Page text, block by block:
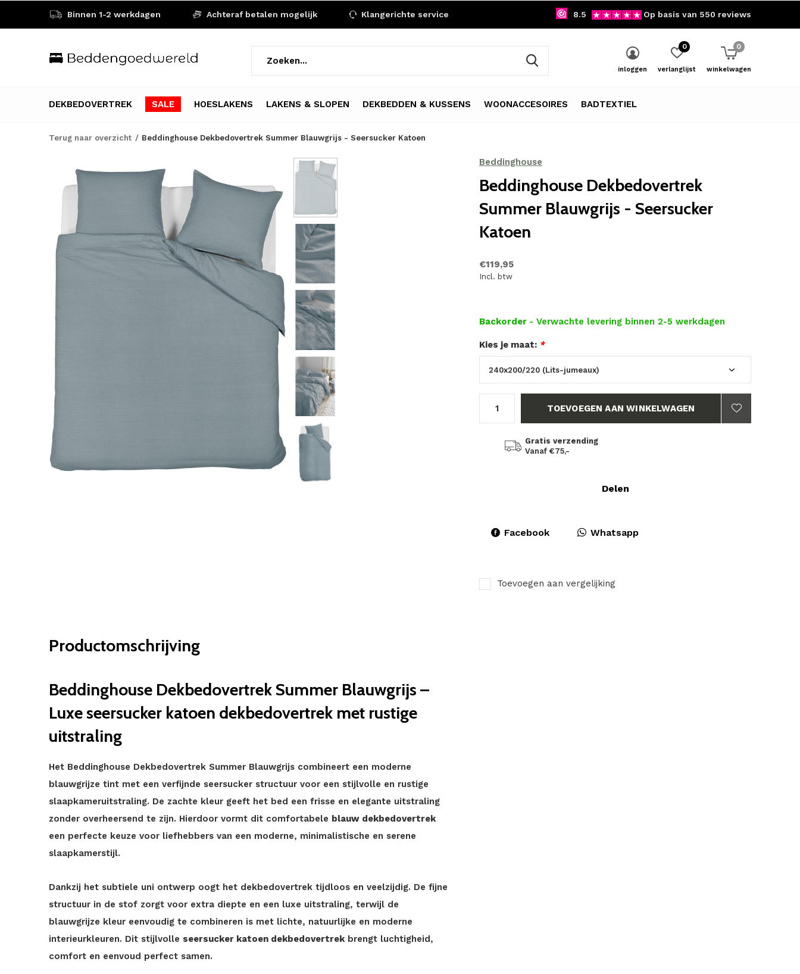
DEKBEDOVERTREK SALE HOESLAKENS LAKENS & SLOPEN DEKBEDDEN & KUSSENS WOONACCESOIRES BADTEXTIEL
inloggen verlanglijst
0
winkelwagen
0
Binnen 1-2 werkdagen Achteraf betalen mogelijk Klangerichte service 8.5 Op basis van 550 reviews
Terug naar overzicht Beddinghouse Dekbedovertrek Summer Blauwgrijs - Seersucker Katoen
Beddinghouse
Beddinghouse Dekbedovertrek
Summer Blauwgrijs - Seersucker
Katoen
€119,95
Incl. btw
Backorder - Verwachte levering binnen 2-5 werkdagen
Kies je maat: *
TOEVOEGEN AAN WINKELWAGEN
Gratis verzending
Vanaf €75,-
Delen
Facebook Whatsapp
Toevoegen aan vergelijking
Productomschrijving
Beddinghouse Dekbedovertrek Summer Blauwgrijs –
Luxe seersucker katoen dekbedovertrek met rustige
uitstraling
Het Beddinghouse Dekbedovertrek Summer Blauwgrijs combineert een moderne
blauwgrijze tint met een verfijnde seersucker structuur voor een stijlvolle en rustige
slaapkameruitstraling. De zachte kleur geeft het bed een frisse en elegante uitstraling
zonder overheersend te zijn. Hierdoor vormt dit comfortabele blauw dekbedovertrek
een perfecte keuze voor liefhebbers van een moderne, minimalistische en serene
slaapkamerstijl.
Dankzij het subtiele uni ontwerp oogt het dekbedovertrek tijdloos en veelzijdig. De fijne
structuur in de stof zorgt voor extra diepte en een luxe uitstraling, terwijl de
blauwgrijze kleur eenvoudig te combineren is met lichte, natuurlijke en moderne
interieurkleuren. Dit stijlvolle seersucker katoen dekbedovertrekbrengt luchtigheid,
comfort en eenvoud perfect samen.